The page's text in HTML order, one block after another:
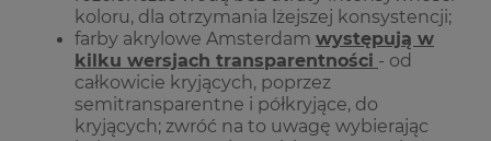
koloru, dla otrzymania lżejszej konsystencji;
farby akrylowe Amsterdam występują w
kilku wersjach transparentności - od
całkowicie kryjących, poprzez
semitransparentne i półkryjące, do
kryjących; zwróć na to uwagę wybierając